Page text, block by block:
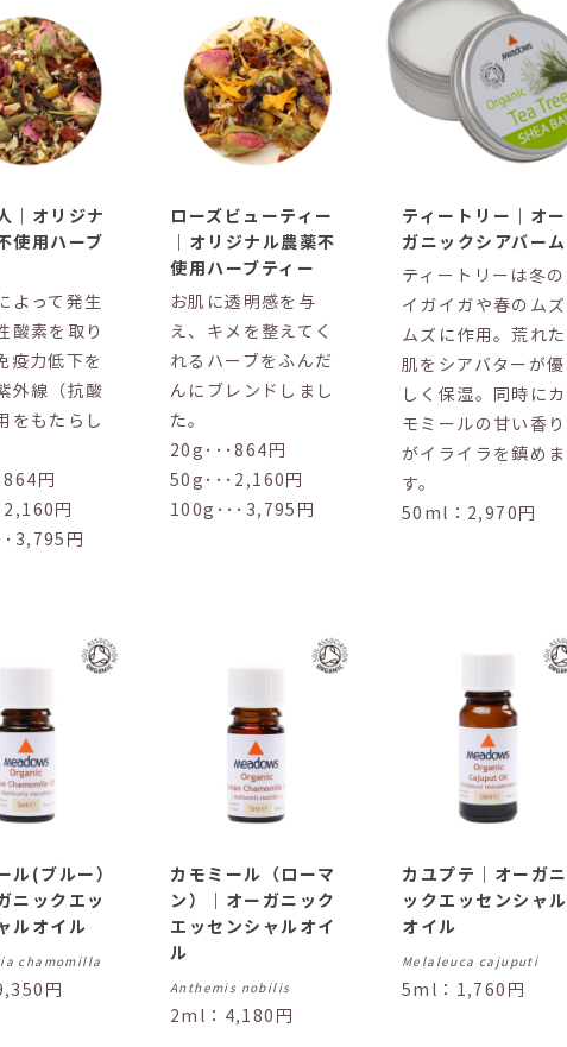
｜オリジナ
使用ハーブ
よって発生
酸素を取り
疫力低下を
外線（抗酸
をもたらし
円
円
3,795円
ローズビューティー
｜オリジナル農薬不
使用ハーブティー
お肌に透明感を与
え、キメを整えてく
れるハーブをふんだ
んにブレンドしまし
た。
20g･･･864円
50g･･･2,160円
100g･･･3,795円
ティートリー｜オー
ガニックシアバーム
ティートリーは冬の
イガイガや春のムズ
ムズに作用。荒れた
肌をシアバターが優
しく保湿。同時にカ
モミールの甘い香り
がイライラを鎮めま
す。
50ml：2,970円
ル(ブルー）
ニックエッ
ルオイル
chamomilla
円
カモミール（ローマ
ン）｜オーガニック
エッセンシャルオイ
ル
Anthemis nobilis
2ml：4,180円
カユプテ｜オーガニ
ックエッセンシャル
オイル
Melaleuca cajuputi
5ml：1,760円